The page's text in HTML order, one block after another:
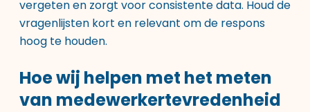
vergeten en zorgt voor consistente data. Houd de
vragenlijsten kort en relevant om de respons
hoog te houden.
Hoe wij helpen met het meten
van medewerkertevredenheid